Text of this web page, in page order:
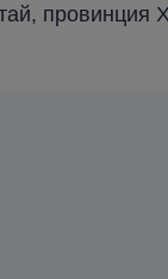
провинция